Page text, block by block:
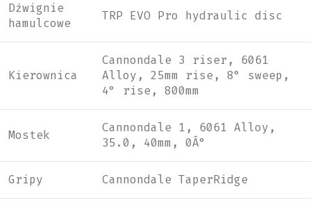
Dźwignie
hamulcowe
TRP EVO Pro hydraulic disc
Kierownica
Cannondale 3 riser, 6061
Alloy, 25mm rise, 8° sweep,
4° rise, 800mm
Mostek
Cannondale 1, 6061 Alloy,
35.0, 40mm, 0Â°
Gripy Cannondale TaperRidge